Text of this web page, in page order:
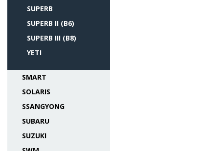
SUPERB
SUPERB II (B6)
SUPERB III (B8)
YETI
SMART
SOLARIS
SSANGYONG
SUBARU
SUZUKI